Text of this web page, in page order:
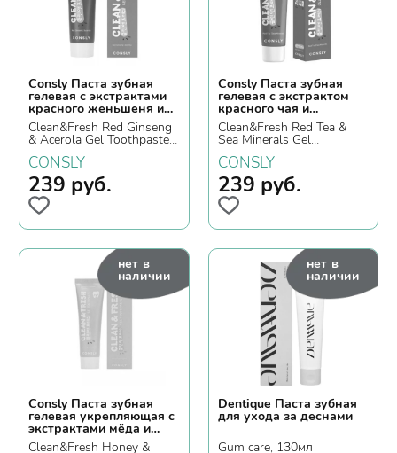
Consly Паста зубная
гелевая с экстрактами
красного женьшеня и
ацеролы
Clean&Fresh Red Ginseng
& Acerola Gel Toothpaste,
105гр.
CONSLY
239 руб.
Consly Паста зубная
гелевая с экстрактом
красного чая и
морскими минералами
Clean&Fresh Red Tea &
Sea Minerals Gel
Toothpaste, 105гр.
CONSLY
239 руб.
нет в
наличии
Consly Паста зубная
гелевая укрепляющая с
экстрактами мёда и
лемонграсса
Clean&Fresh Honey &
нет в
наличии
Dentique Паста зубная
для ухода за деснами
Gum care, 130мл